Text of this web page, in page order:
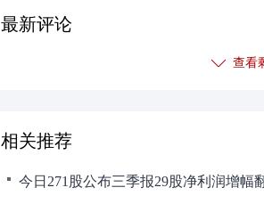
最新评论
查看
相关推荐